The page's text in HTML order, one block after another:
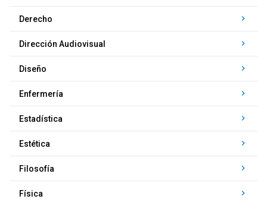
Derecho keyboard_arrow_right
Dirección Audiovisual keyboard_arrow_right
Diseño keyboard_arrow_right
Enfermería keyboard_arrow_right
Estadística keyboard_arrow_right
Estética keyboard_arrow_right
Filosofía keyboard_arrow_right
Física keyboard_arrow_right